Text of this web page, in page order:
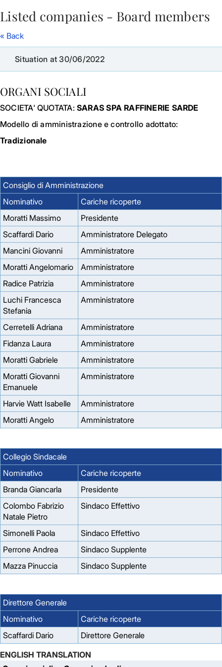
Skip to Main Content
Listed companies - Board members
« Back
Situation at 30/06/2022
ORGANI SOCIALI
SOCIETA' QUOTATA: SARAS SPA RAFFINERIE SARDE
Modello di amministrazione e controllo adottato:
Tradizionale
Consiglio di Amministrazione
Nominativo
Cariche ricoperte
Moratti Massimo
Presidente
Scaffardi Dario
Amministratore Delegato
Mancini Giovanni
Amministratore
Moratti Angelomario
Amministratore
Radice Patrizia
Amministratore
Luchi Francesca
Stefania
Amministratore
Cerretelli Adriana
Amministratore
Fidanza Laura
Amministratore
Moratti Gabriele
Amministratore
Moratti Giovanni
Emanuele
Amministratore
Harvie Watt Isabelle
Amministratore
Moratti Angelo
Amministratore
Collegio Sindacale
Nominativo
Cariche ricoperte
Branda Giancarla
Presidente
Colombo Fabrizio
Natale Pietro
Sindaco Effettivo
Simonelli Paola
Sindaco Effettivo
Perrone Andrea
Sindaco Supplente
Mazza Pinuccia
Sindaco Supplente
Direttore Generale
Nominativo
Cariche ricoperte
Scaffardi Dario
Direttore Generale
ENGLISH TRANSLATION